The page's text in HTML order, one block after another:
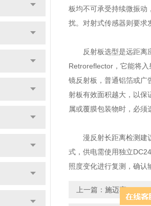
板均不可承受持续微振动
扰。对射式传感器则要求
反射板选型是远距离应
Retroreflector，它能将
镜反射板，普通铝箔或广
射板有效面积越大，以保
属或覆膜包装物时，必须
漫反射长距离检测建议
式，供电需使用独立
照度变化进行复测，确认
上一篇： 施迈赛BNS